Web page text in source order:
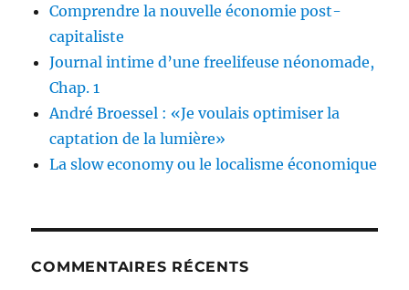
Comprendre la nouvelle économie post-
capitaliste
Journal intime d’une freelifeuse néonomade,
Chap. 1
André Broessel : «Je voulais optimiser la
captation de la lumière»
La slow economy ou le localisme économique
COMMENTAIRES RÉCENTS